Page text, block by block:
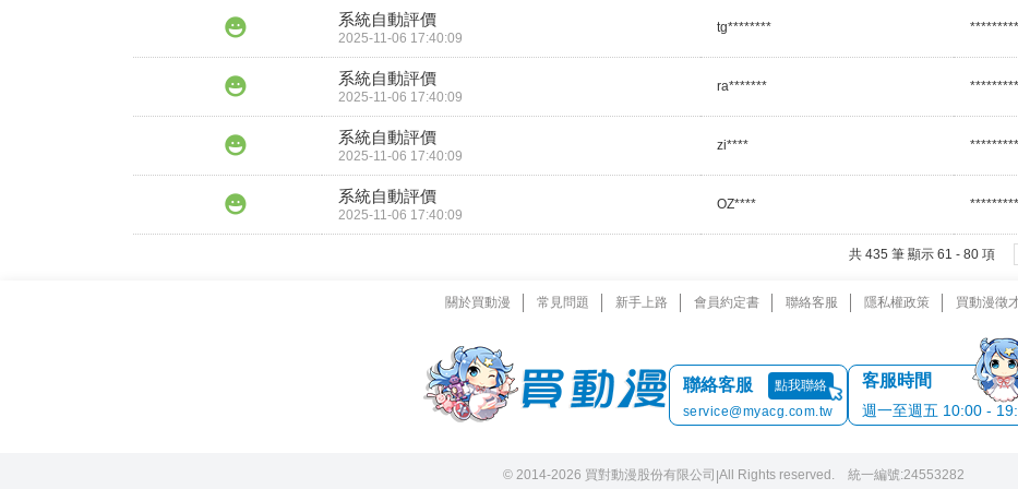
系統自動評價
2025-11-06 17:40:09
tg********
系統自動評價
2025-11-06 17:40:09
ra*******
系統自動評價
2025-11-06 17:40:09
zi****
系統自動評價
2025-11-06 17:40:09
OZ****
共 435 筆 顯示 61 - 80 項
關於買動漫 常見問題 新手上路 會員約定書 聯絡客服 隱私權政策 買動漫徵
聯絡客服
點我聯絡
service@myacg.com.tw
客服時間
週一至週五 10:00 -
© 2014-2026 買對動漫股份有限公司 |All Rights reserved. 統一編號:24553282